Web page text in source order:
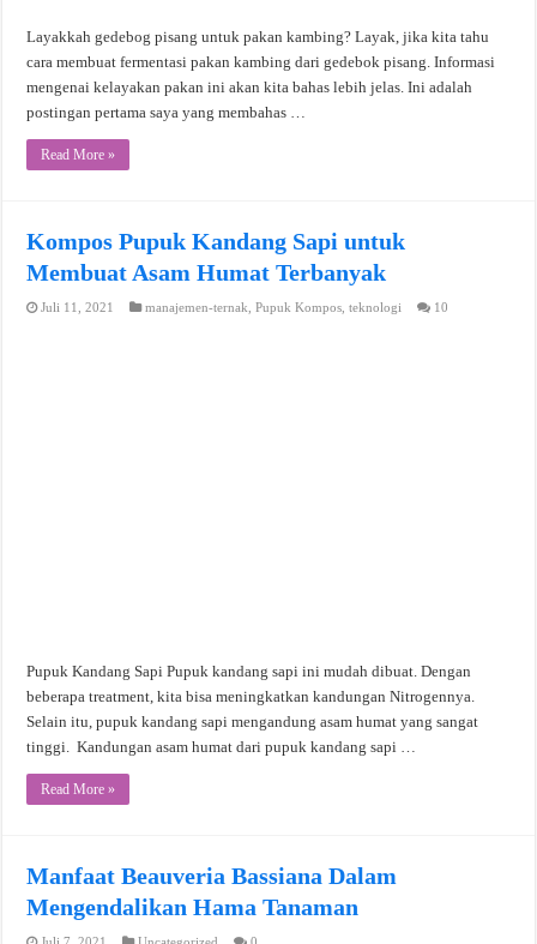
Layakkah gedebog pisang untuk pakan kambing? Layak, jika kita tahu
cara membuat fermentasi pakan kambing dari gedebok pisang. Informasi
mengenai kelayakan pakan ini akan kita bahas lebih jelas. Ini adalah
postingan pertama saya yang membahas …
Read More »
Kompos Pupuk Kandang Sapi untuk
Membuat Asam Humat Terbanyak
Juli 11, 2021 manajemen-ternak ,Pupuk Kompos ,teknologi 10
Pupuk Kandang Sapi Pupuk kandang sapi ini mudah dibuat. Dengan
beberapa treatment, kita bisa meningkatkan kandungan Nitrogennya.
Selain itu, pupuk kandang sapi mengandung asam humat yang sangat
tinggi. Kandungan asam humat dari pupuk kandang sapi …
Read More »
Manfaat Beauveria Bassiana Dalam
Mengendalikan Hama Tanaman